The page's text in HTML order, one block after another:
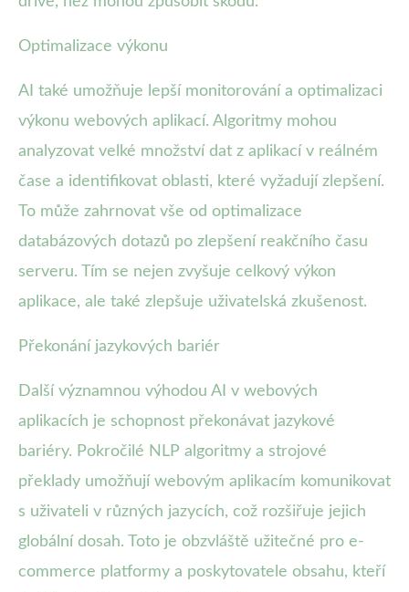
Optimalizace výkonu
AI také umožňuje lepší monitorování a optimalizaci
výkonu webových aplikací. Algoritmy mohou
analyzovat velké množství dat z aplikací v reálném
čase a identifikovat oblasti, které vyžadují zlepšení.
To může zahrnovat vše od optimalizace
databázových dotazů po zlepšení reakčního času
serveru. Tím se nejen zvyšuje celkový výkon
aplikace, ale také zlepšuje uživatelská zkušenost.
Překonání jazykových bariér
Další významnou výhodou AI v webových
aplikacích je schopnost překonávat jazykové
bariéry. Pokročilé NLP algoritmy a strojové
překlady umožňují webovým aplikacím komunikovat
s uživateli v různých jazycích, což rozšiřuje jejich
globální dosah. Toto je obzvláště užitečné pro e-
commerce platformy a poskytovatele obsahu, kteří